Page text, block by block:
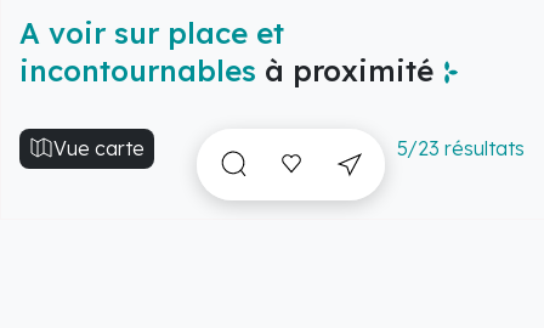
A voir sur place et
incontournables à proximité
Vue carte 5/23 résultats